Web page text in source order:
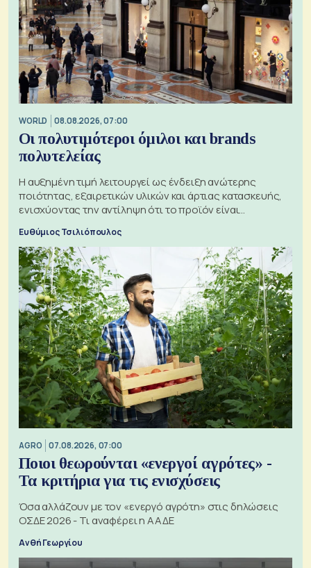
WORLD 08.08.2026, 07:00
Οι πολυτιμότεροι όμιλοι και brands
πολυτελείας
Η αυξημένη τιμή λειτουργεί ως ένδειξη ανώτερης
ποιότητας, εξαιρετικών υλικών και άρτιας κατασκευής,
ενισχύοντας την αντίληψη ότι το προϊόν είναι
ξεχωριστό
Ευθύμιος Τσιλιόπουλος
AGRO 07.08.2026, 07:00
Ποιοι θεωρούνται «ενεργοί αγρότες» -
Τα κριτήρια για τις ενισχύσεις
Όσα αλλάζουν με τον «ενεργό αγρότη» στις δηλώσεις
ΟΣΔΕ 2026 - Τι αναφέρει η ΑΑΔΕ
Ανθή Γεωργίου